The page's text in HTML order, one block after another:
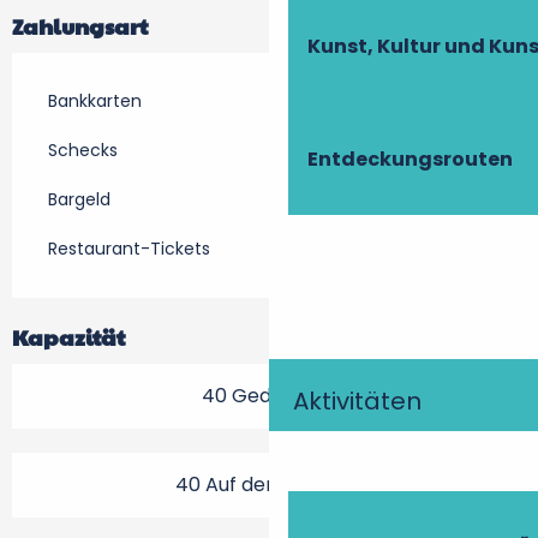
Kunst, Kultur und
Entdeckungsrouten
Aktivitäten
Zahlungsart
Bankkarten
Schecks
Bargeld
Restaurant-Tickets
Kapazität
40 Gedeck(e)
40 Auf der Terrasse